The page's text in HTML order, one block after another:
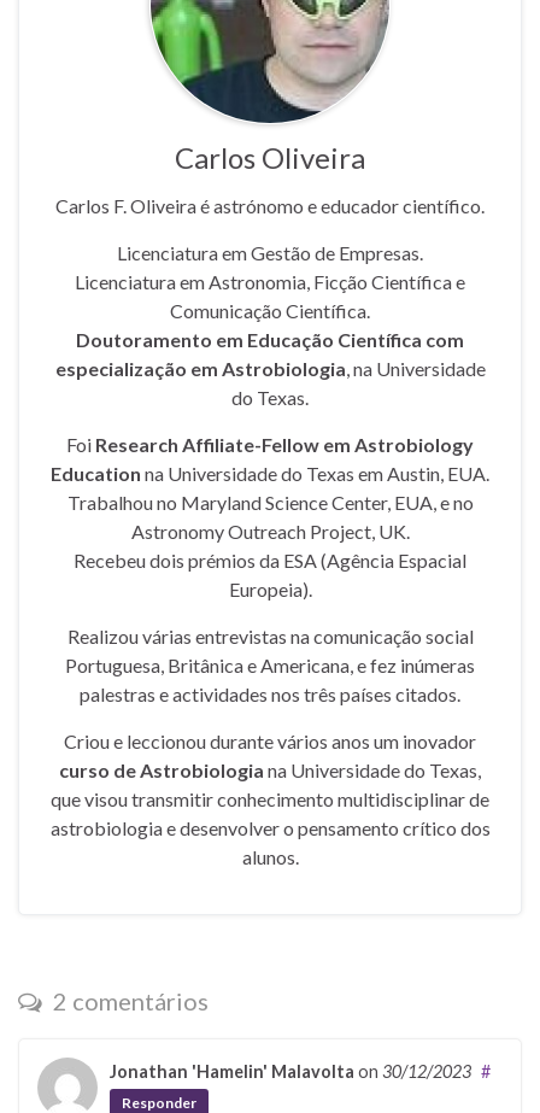
Carlos Oliveira
Carlos F. Oliveira é astrónomo e educador científico.
Licenciatura em Gestão de Empresas.
Licenciatura em Astronomia, Ficção Científica e
Comunicação Científica.
Doutoramento em Educação Científica com
especialização em Astrobiologia, na Universidade
do Texas.
Foi Research Affiliate-Fellow em Astrobiology
Education na Universidade do Texas em Austin, EUA.
Trabalhou no Maryland Science Center, EUA, e no
Astronomy Outreach Project, UK.
Recebeu dois prémios da ESA (Agência Espacial
Europeia).
Realizou várias entrevistas na comunicação social
Portuguesa, Britânica e Americana, e fez inúmeras
palestras e actividades nos três países citados.
Criou e leccionou durante vários anos um inovador
curso de Astrobiologia na Universidade do Texas,
que visou transmitir conhecimento multidisciplinar de
astrobiologia e desenvolver o pensamento crítico dos
alunos.
2 comentários
Jonathan 'Hamelin' Malavolta on 30/12/2023 #
Responder